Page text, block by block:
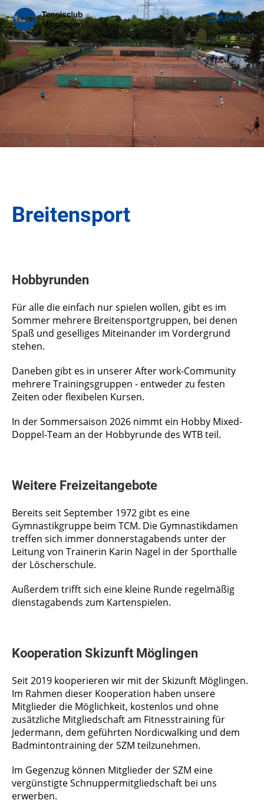
Menü
Breitensport
Hobbyrunden
Für alle die einfach nur spielen wollen, gibt es im
Sommer mehrere Breitensportgruppen, bei denen
Spaß und geselliges Miteinander im Vordergrund
stehen.
Daneben gibt es in unserer After work-Community
mehrere Trainingsgruppen - entweder zu festen
Zeiten oder flexibelen Kursen.
In der Sommersaison 2026 nimmt ein Hobby Mixed-
Doppel-Team an der Hobbyrunde des WTB teil.
Weitere Freizeitangebote
Bereits seit September 1972 gibt es eine
Gymnastikgruppe beim TCM. Die Gymnastikdamen
treffen sich immer donnerstagabends unter der
Leitung von Trainerin Karin Nagel in der Sporthalle
der Löscherschule.
Außerdem trifft sich eine kleine Runde regelmäßig
dienstagabends zum Kartenspielen.
Kooperation Skizunft Möglingen
Seit 2019 kooperieren wir mit der Skizunft Möglingen.
Im Rahmen dieser Kooperation haben unsere
Mitglieder die Möglichkeit, kostenlos und ohne
zusätzliche Mitgliedschaft am Fitnesstraining für
Jedermann, dem geführten Nordicwalking und dem
Badmintontraining der SZM teilzunehmen.
Im Gegenzug können Mitglieder der SZM eine
vergünstigte Schnuppermitgliedschaft bei uns
erwerben.